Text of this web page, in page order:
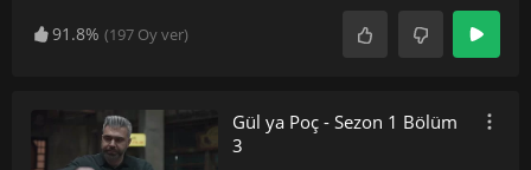
91.8% (197 Oy ver)
Gül ya Poç - Sezon 1 Bölüm
3